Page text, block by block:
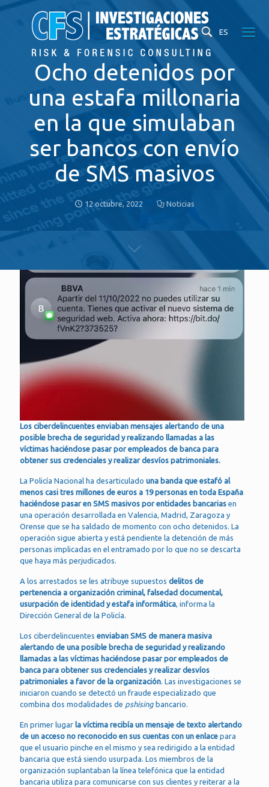
ES
Ocho detenidos por
una estafa millonaria
en la que simulaban
ser bancos con envío
de SMS masivos
12 octubre, 2022 Noticias
Los ciberdelincuentes enviaban mensajes alertando de una
posible brecha de seguridad y realizando llamadas a las
víctimas haciéndose pasar por empleados de banca para
obtener sus credenciales y realizar desvíos patrimoniales.
La Policía Nacional ha desarticulado una banda que estafó al
menos casi tres millones de euros a 19 personas en toda España
haciéndose pasar en SMS masivos por entidades bancarias en
una operación desarrollada en Valencia, Madrid, Zaragoza y
Orense que se ha saldado de momento con ocho detenidos. La
operación sigue abierta y está pendiente la detención de más
personas implicadas en el entramado por lo que no se descarta
que haya más perjudicados.
A los arrestados se les atribuye supuestos delitos de
pertenencia a organización criminal, falsedad documental,
usurpación de identidad y estafa informática, informa la
Dirección General de la Policía.
Los ciberdelincuentes enviaban SMS de manera masiva
alertando de una posible brecha de seguridad y realizando
llamadas a las víctimas haciéndose pasar por empleados de
banca para obtener sus credenciales y realizar desvíos
patrimoniales a favor de la organización. Las investigaciones se
iniciaron cuando se detectó un fraude especializado que
combina dos modalidades de pshising bancario.
En primer lugar la víctima recibía un mensaje de texto alertando
de un acceso no reconocido en sus cuentas con un enlace para
que el usuario pinche en el mismo y sea redirigido a la entidad
bancaria que está siendo usurpada. Los miembros de la
organización suplantaban la línea telefónica que la entidad
bancaria utiliza para comunicarse con sus clientes y reiterar a la